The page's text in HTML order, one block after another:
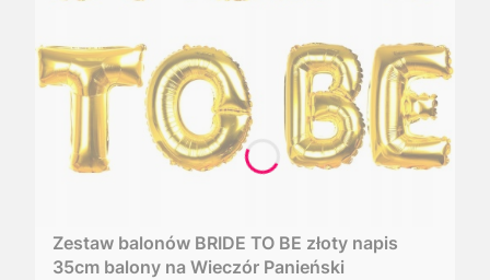
Zestaw balonów BRIDE TO BE złoty napis
35cm balony na Wieczór Panieński